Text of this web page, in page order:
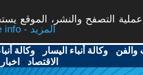
التصفح والنشر، الموقع
More info - المزيد
والفن -وكالة أنباء اليسار -وكالة
الاقتصاد -